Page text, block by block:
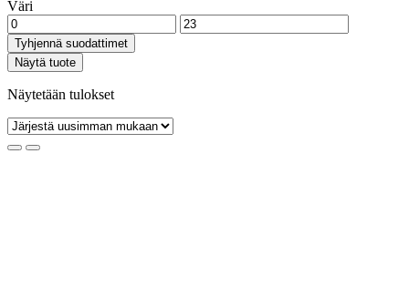
Väri
Tyhjennä suodattimet
Näytä tuote
Näytetään tulokset